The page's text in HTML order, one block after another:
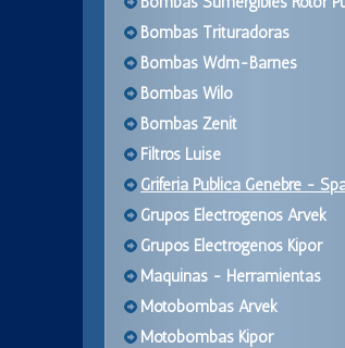
Bombas Trituradoras
Bombas Wdm-Barnes
Bombas Wilo
Bombas Zenit
Filtros Luise
Griferia Publica Genebre -
Grupos Electrogenos Arvek
Grupos Electrogenos Kipor
Maquinas - Herramientas
Motobombas Arvek
Motobombas Kipor